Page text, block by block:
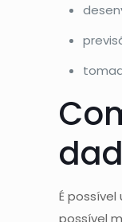
É
possível